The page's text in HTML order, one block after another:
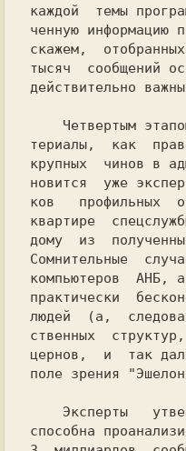
каждой  темы
скажем,
тысяч  сообщений
тepиaлы,  как
крупных  чинов в
новится  уже
ков   пpoфильных
квартире
дому  из
Сомнительные
компьютеров  АНБ,
практически
людей  (a,
ственных
цepнoв,  и  так
поле
способна